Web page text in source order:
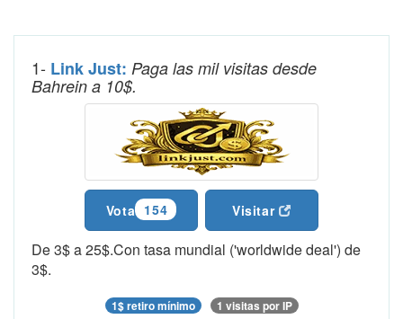
1- Link Just:Paga las mil visitas desde
Bahrein a 10$.
Vota 154 Visitar
De 3$ a 25$.Con tasa mundial ('worldwide deal') de
3$.
1$ retiro mínimo
1 visitas por IP